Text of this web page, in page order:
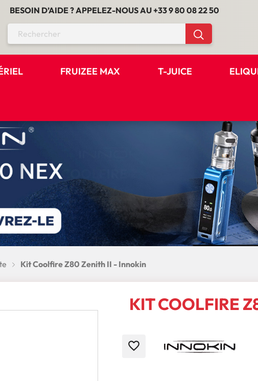
BESOIN D’AIDE ? APPELEZ-NOUS AU+33 9 80 08 22 50
FRUIZEE MAX T-JUICE
Kit Coolfire Z80 Zenith II - Innokin
KIT COOLFIRE
favorite_border